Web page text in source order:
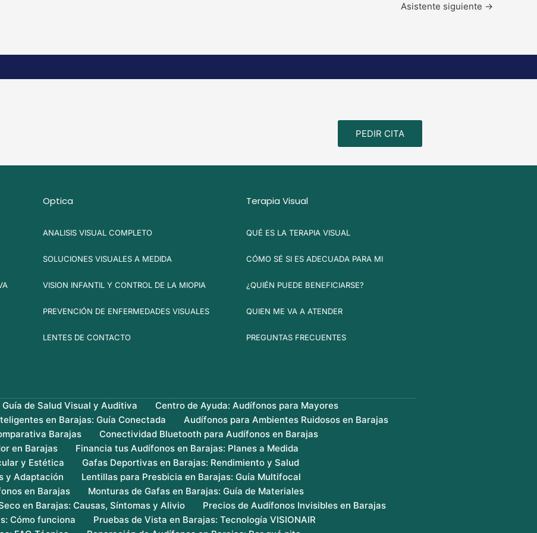
Asistente siguiente →
PEDIR CITA
Optica
ANALISIS VISUAL COMPLETO
SOLUCIONES VISUALES A MEDIDA
VISION INFANTIL Y CONTROL DE LA MIOPIA
PREVENCIÓN DE ENFERMEDADES VISUALES
LENTES DE CONTACTO
Terapia Visual
QUÉ ES LA TERAPIA VISUAL
CÓMO SÉ SI ES ADECUADA PARA MI
¿QUIÉN PUEDE BENEFICIARSE?
QUIEN ME VA A ATENDER
PREGUNTAS FRECUENTES
de Salud Visual y Auditiva
Centro de Ayuda: Audífonos para Mayores
en Barajas: Guía Conectada
Audífonos para Ambientes Ruidosos en Barajas
Barajas
Conectividad Bluetooth para Audífonos en Barajas
en Barajas
Financia tus Audífonos en Barajas: Planes a Medida
y Estética
Gafas Deportivas en Barajas: Rendimiento y Salud
y Adaptación
Lentillas para Presbicia en Barajas: Guía Multifocal
en Barajas
Monturas de Gafas en Barajas: Guía de Materiales
en Barajas: Causas, Síntomas y Alivio
Precios de Audífonos Invisibles en Barajas
Cómo funciona
Pruebas de Vista en Barajas: Tecnología VISIONAIR